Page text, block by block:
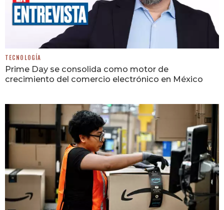
TECNOLOGÍA
Prime Day se consolida como motor de
crecimiento del comercio electrónico en México